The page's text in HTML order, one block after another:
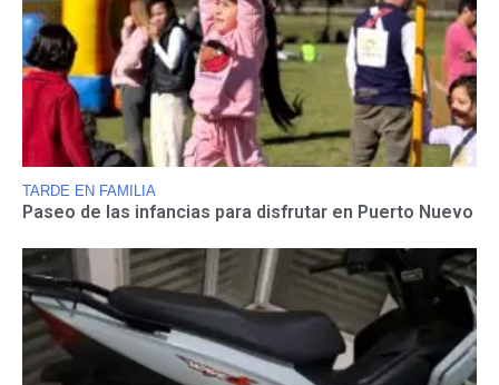
TARDE EN FAMILIA
Paseo de las infancias para disfrutar en Puerto Nuevo